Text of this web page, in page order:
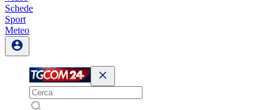
Schede
Sport
Meteo